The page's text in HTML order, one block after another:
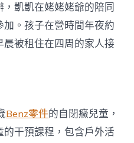
凱凱在姥姥姥爺的陪同
。孩子在營時間年夜約
被租住在四周的家人接
Benz零件的自閉癥兒童，
干預課程，包含戶外活